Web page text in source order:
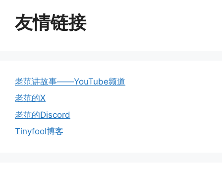
友情链接
老范讲故事——YouTube频道
老范的X
老范的Discord
Tinyfool博客